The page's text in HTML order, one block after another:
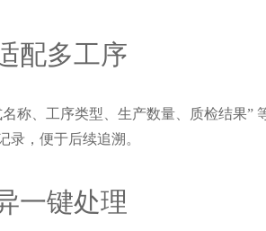
配多工序
称、工序类型、生产数量、质检结果
录，便于后续追溯。
一键处理